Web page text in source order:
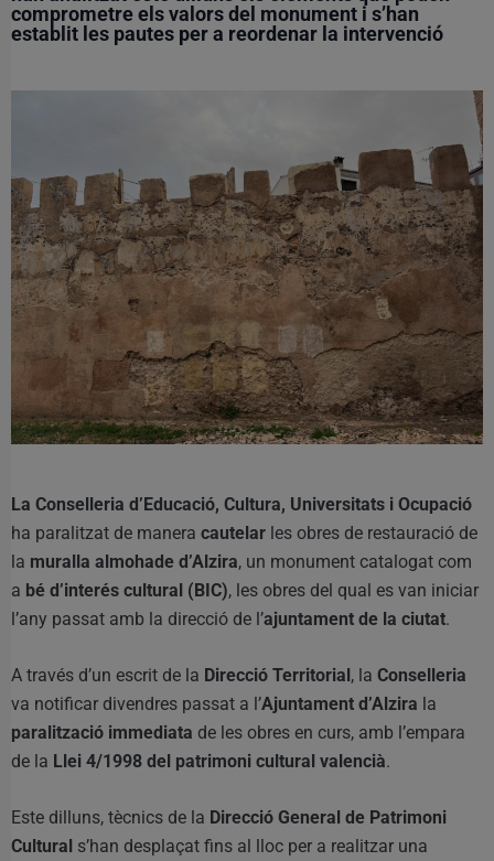
comprometre els valors del monument i s’han
establit les pautes per a reordenar la intervenció
La Conselleria d’Educació, Cultura, Universitats i Ocupació
ha paralitzat de manera cautelar les obres de restauració de
la muralla almohade d’Alzira, un monument catalogat com
a bé d’interés cultural (BIC), les obres del qual es van iniciar
l’any passat amb la direcció de l’ajuntament de la ciutat.
A través d’un escrit de la Direcció Territorial , la Conselleria
va notificar divendres passat a l’Ajuntament d’Alzira la
paralització immediata de les obres en curs, amb l’empara
de la Llei 4/1998 del patrimoni cultural valencià.
Este dilluns, tècnics de la Direcció General de Patrimoni
Cultural s’han desplaçat fins al lloc per a realitzar una